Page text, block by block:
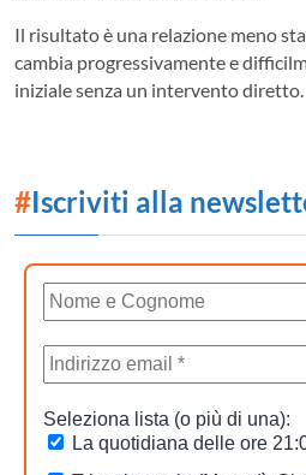
Il risultato è una relazione meno
cambia progressivamente e
iniziale senza un intervento diretto.
#Iscriviti alla